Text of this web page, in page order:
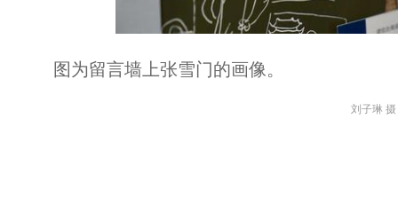
图为留言墙上张雪门的画像。
刘子琳 摄